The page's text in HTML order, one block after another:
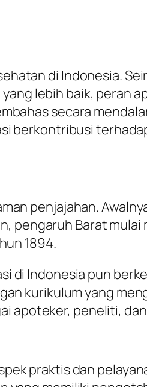
di Indonesia.
lebih baik, peran
secara
berkontribusi
penjajahan.
pengaruh Barat mulai
1894.
di Indonesia pun
kurikulum yang
apoteker, peneliti,
praktis dan